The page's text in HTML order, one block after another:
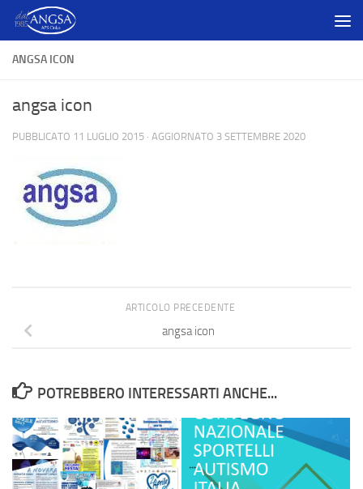
Salta al contenuto
ANGSA ICON
angsa icon
PUBBLICATO 11 LUGLIO 2015 · AGGIORNATO 3 SETTEMBRE 2020
ARTICOLO PRECEDENTE
angsa icon
POTREBBERO INTERESSARTI ANCHE...